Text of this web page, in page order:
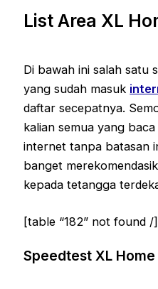
List Area XL
Di bawah ini salah satu
yang sudah masuk
daftar secepatnya.
kalian semua yang
internet tanpa batasan
banget
kepada tetangga
[table “182” not found /]
Speedtest XL Home